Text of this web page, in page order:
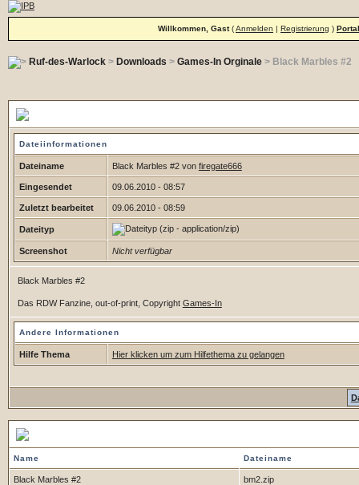
Willkommen, Gast(Anmelden | Registrierung ) Portal
Ruf-des-Warlock> Downloads > Games-In Orginale> Black Marbles #2
Dateiinformationen
Dateiname Black Marbles #2 von firegate666
Eingesendet 09.06.2010 - 08:57
Zuletzt bearbeitet 09.06.2010 - 08:59
Dateityp (zip - application/zip)
Screenshot Nicht verfügbar
Black Marbles #2
Das RDW Fanzine, out-of-print, Copyright Games-In
Andere Informationen
Hilfe Thema Hier klicken um zum Hilfethema zu gelangen
Name Dateiname
Black Marbles #2 bm2.zip